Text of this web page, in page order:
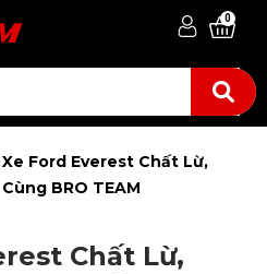
0
Ford Everest Chất Lừ,
BRO TEAM
Chất Lừ,